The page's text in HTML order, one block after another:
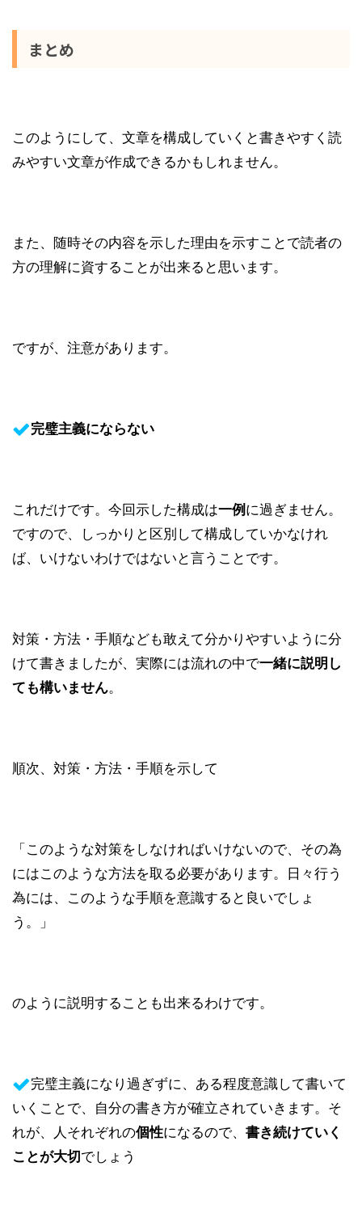
まとめ
このようにして、文章を構成していくと書きやすく読
みやすい文章が作成できるかもしれません。
また、随時その内容を示した理由を示すことで読者の
方の理解に資することが出来ると思います。
ですが、注意があります。
完璧主義にならない
これだけです。今回示した構成は一例に過ぎません。
ですので、しっかりと区別して構成していかなけれ
ば、いけないわけではないと言うことです。
対策・方法・手順なども敢えて分かりやすいように分
けて書きましたが、実際には流れの中で一緒に説明し
ても構いません。
順次、対策・方法・手順を示して
「このような対策をしなければいけないので、その為
にはこのような方法を取る必要があります。日々行う
為には、このような手順を意識すると良いでしょ
う。」
のように説明することも出来るわけです。
完璧主義になり過ぎずに、ある程度意識して書いて
いくことで、自分の書き方が確立されていきます。そ
れが、人それぞれの個性になるので、 書き続けていく
ことが大切でしょう